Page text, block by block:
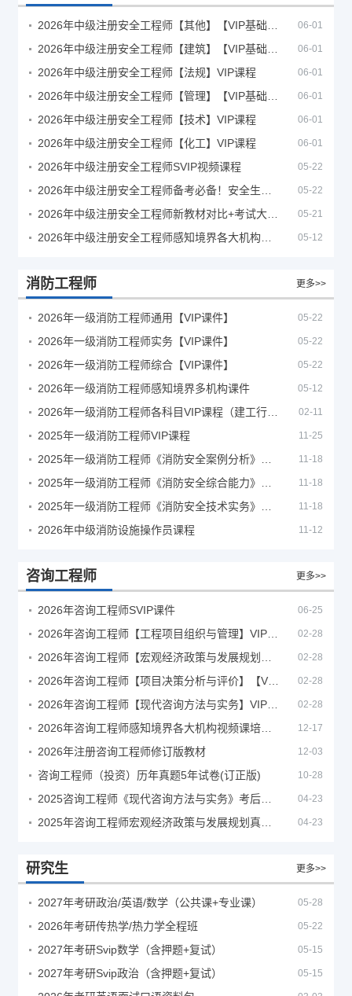
06-01
06-01
2026年中级注册安全工程师【法规】VIP课程 06-01
06-01
2026年中级注册安全工程师【技术】VIP课程 06-01
2026年中级注册安全工程师【化工】VIP课程 06-01
2026年中级注册安全工程师SVIP视频课程 05-22
05-22
05-21
05-12
消防工程师 更多>>
2026年一级消防工程师通用【VIP课件】 05-22
2026年一级消防工程师实务【VIP课件】 05-22
2026年一级消防工程师综合【VIP课件】 05-22
2026年一级消防工程师感知境界多机构课件 05-12
02-11
2025年一级消防工程师VIP课程 11-25
11-18
11-18
11-18
2026年中级消防设施操作员课程 11-12
咨询工程师 更多>>
2026年咨询工程师SVIP课件 06-25
02-28
02-28
02-28
02-28
12-17
2026年注册咨询工程师修订版教材 12-03
咨询工程师（投资）历年真题5年试卷(订正版) 10-28
04-23
04-23
研究生 更多>>
2027年考研政治/英语/数学（公共课+专业课） 05-28
2026年考研传热学/热力学全程班 05-22
2027年考研Svip数学（含押题+复试） 05-15
2027年考研Svip政治（含押题+复试） 05-15